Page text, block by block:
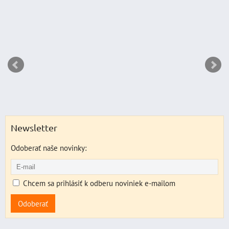
Newsletter
Odoberať naše novinky:
Chcem sa prihlásiť k odberu noviniek e-mailom
Odoberať